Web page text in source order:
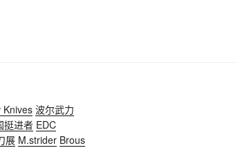
Knives 波尔武力
挺进者 EDC
展 M.strider Brous